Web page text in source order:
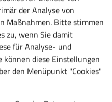
der Analyse von
Maßnahmen. Bitte stimmen
zu, wenn Sie damit
für Analyse- und
können diese Einstellungen
den Menüpunkt "Cookies"